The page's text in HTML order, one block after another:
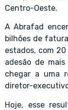
Centro-Oeste.
A Abrafad
bilhões de
estados, com 20
adesão de
chegar a uma
diretor-
Hoje, esse